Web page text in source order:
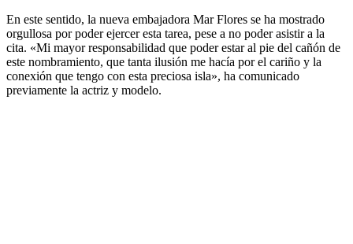
En este sentido, la nueva embajadora Mar Flores se ha mostrado
orgullosa por poder ejercer esta tarea, pese a no poder asistir a la
cita. «Mi mayor responsabilidad que poder estar al pie del cañón de
este nombramiento, que tanta ilusión me hacía por el cariño y la
conexión que tengo con esta preciosa isla», ha comunicado
previamente la actriz y modelo.